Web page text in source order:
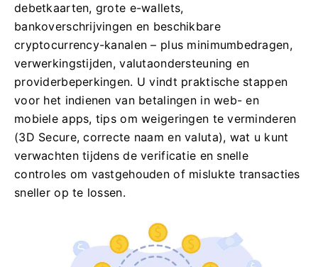
debetkaarten, grote e-wallets,
bankoverschrijvingen en beschikbare
cryptocurrency-kanalen – plus minimumbedragen,
verwerkingstijden, valutaondersteuning en
providerbeperkingen. U vindt praktische stappen
voor het indienen van betalingen in web- en
mobiele apps, tips om weigeringen te verminderen
(3D Secure, correcte naam en valuta), wat u kunt
verwachten tijdens de verificatie en snelle
controles om vastgehouden of mislukte transacties
sneller op te lossen.